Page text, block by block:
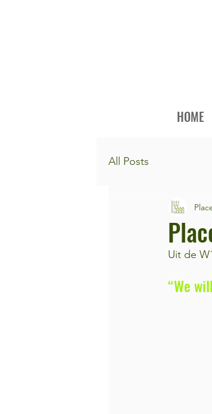
HOME
All Posts
Uit de
“We